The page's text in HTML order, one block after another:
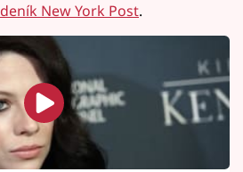
deník New York Post.